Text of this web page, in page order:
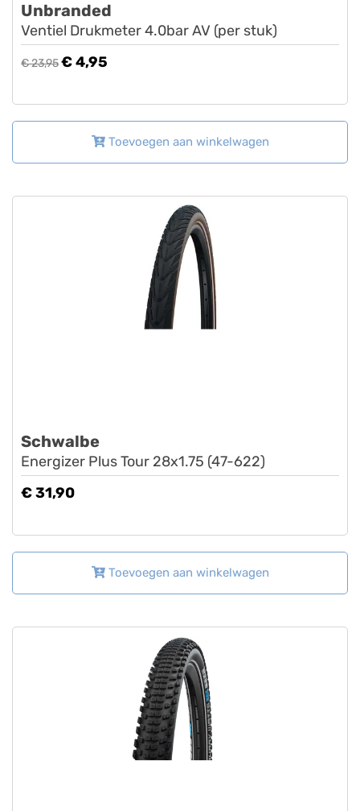
Unbranded
Ventiel Drukmeter 4.0bar AV (per stuk)
€ 23,95€ 4,95
Toevoegen aan winkelwagen
Schwalbe
Energizer Plus Tour 28x1.75 (47-622)
€ 31,90
Toevoegen aan winkelwagen